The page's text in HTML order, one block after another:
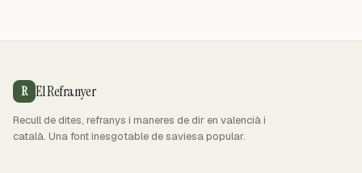
R El Refranyer
Recull de dites, refranys i maneres de dir en valencià i
català. Una font inesgotable de saviesa popular.